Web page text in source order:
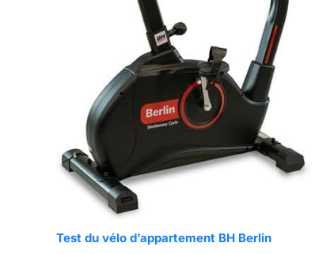
Test du vélo d’appartement BH Berlin